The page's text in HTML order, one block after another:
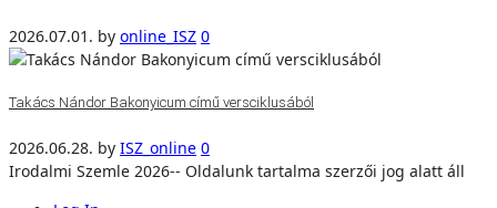
2026.07.01. by online_ISZ 0
Takács Nándor Bakonyicum című versciklusából
2026.06.28. by ISZ_online 0
Irodalmi Szemle 2026-- Oldalunk tartalma szerzői jog alatt áll